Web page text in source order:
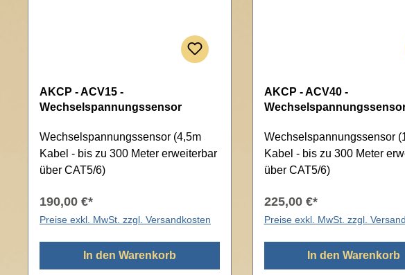
AKCP - ACV15 -
Wechselspannungssensor
Wechselspannungssensor (4,5m
Kabel - bis zu 300 Meter erweiterbar
über CAT5/6)
190,00 €*
Preise exkl. MwSt. zzgl. Versandkosten
In den Warenkorb
AKCP - ACV40 -
Wechselspannungssensor
Kabel - bis zu 300 Meter
über CAT5/6)
225,00 €*
Preise exkl. MwSt. zzgl.
In den Warenkorb